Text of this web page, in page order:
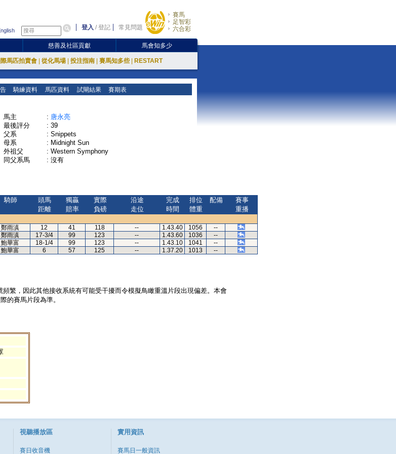
登入 /登記 常見問題
賽馬
足智彩
六合彩
慈善及社區貢獻 馬會知多少
馬匹拍賣會 從化馬場 投注指南 賽馬知多些 RESTART
騎練資料 馬匹資料 試閘結果 賽期表
馬主 : 唐永亮
最後評分
: 39
父系
: Snippets
母系
: Midnight Sun
外祖父
: Western Symphony
同父系馬
: 沒有
騎師
頭馬
距離
獨贏
賠率
實際
負磅
沿途
走位
完成
時間
排位
體重
配備
賽事
重播
鄭雨滇 12 41 118 -- 1.43.40 1056
--
鄭雨滇 17-3/4 99 123 -- 1.43.60 1036
--
鮑華富 18-1/4 99 123 -- 1.43.10 1041
--
鮑華富 6 57 125 -- 1.37.20 1013 --
繁，因此其他接收系統有可能受干擾而令模擬鳥瞰重溫片段出現偏差。本會
的賽馬片段為準。
視聽播放區
賽日收音機
實用資訊
賽馬日一般資訊